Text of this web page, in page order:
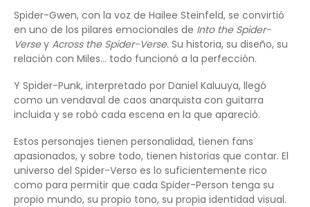
Spider-Gwen, con la voz de Hailee Steinfeld, se convirtió
en uno de los pilares emocionales de Into the Spider-
Versey Across the Spider-Verse. Su historia, su diseño, su
relación con Miles… todo funcionó a la perfección.
Y Spider-Punk, interpretado por Daniel Kaluuya, llegó
como un vendaval de caos anarquista con guitarra
incluida y se robó cada escena en la que apareció.
Estos personajes tienen personalidad, tienen fans
apasionados, y sobre todo, tienen historias que contar. El
universo del Spider-Verso es lo suficientemente rico
como para permitir que cada Spider-Person tenga su
propio mundo, su propio tono, su propia identidad visual.